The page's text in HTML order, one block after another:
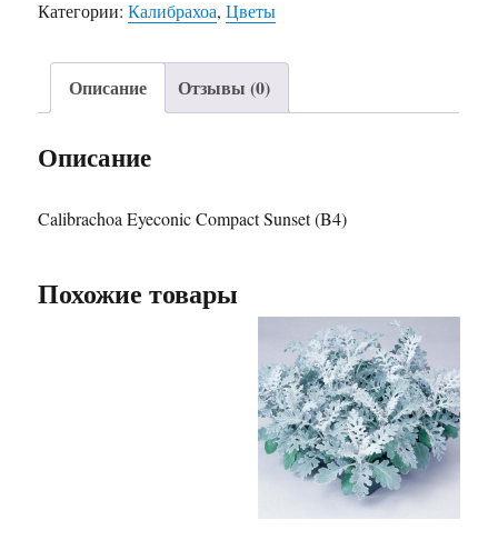
Категории:Калибрахоа,Цветы
Описание Отзывы (0)
Описание
Calibrachoa Eyeconic Compact Sunset (B4)
Похожие товары